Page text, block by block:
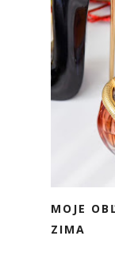
MOJE
ZIMA